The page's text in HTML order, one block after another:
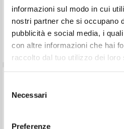
informazioni sul modo in cui
nostri partner che si occupano
pubblicità e social media, i
con altre informazioni che hai
raccolto dal tuo utilizzo dei loro
delNecessari
Preferenze
and Liberation: A